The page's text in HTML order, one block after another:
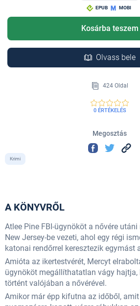
EPUB MOBI
Kosárba teszem
Olvass bele
424 Oldal
0 ÉRTÉKELÉS
Megosztás
Krimi
A KÖNYVRŐL
Atlee Pine FBI-ügynököt a nővére
New Jersey-be vezeti, ahol egy régi
katonai rendőrrel keresztezik egymást
Amióta az ikertestvérét, Mercyt
ügynököt megállíthatatlan vágy hajtja,
történt valójában a nővérével.
Amikor már épp kifutna az időből,